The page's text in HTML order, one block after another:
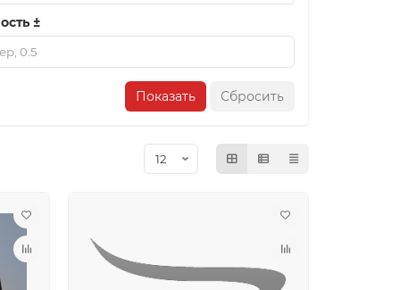
±
Показать Сбросить